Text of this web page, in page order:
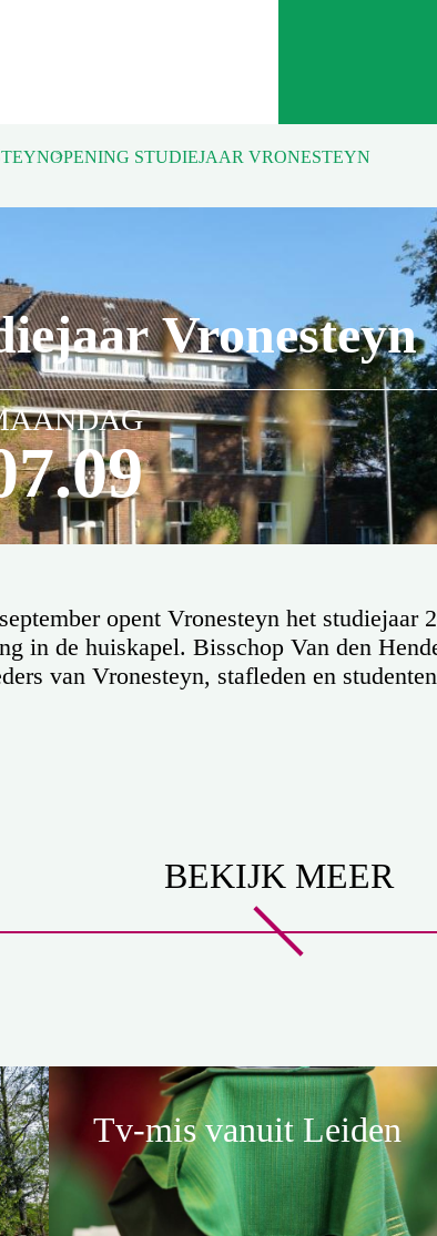
OPENING STUDIEJAAR VRONESTEYN
Vronesteyn
opent Vronesteyn het studiejaar
in de huiskapel. Bisschop Van den
van Vronesteyn, stafleden en
BEKIJK MEER
Tv-mis vanuit Leiden